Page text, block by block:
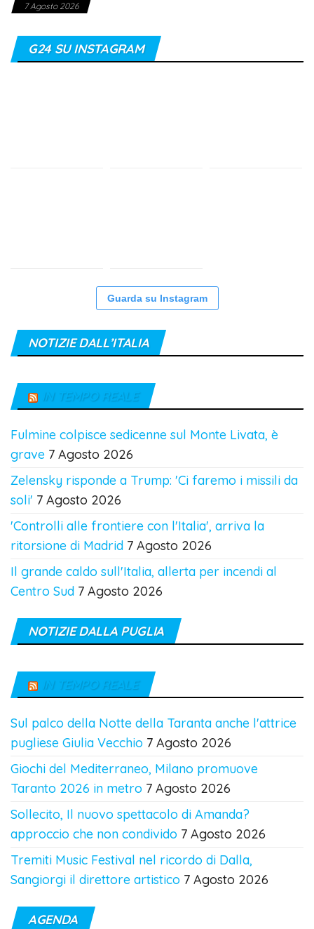
7 Agosto 2026
G24 SU INSTAGRAM
Guarda su Instagram
NOTIZIE DALL’ITALIA
IN TEMPO REALE
Fulmine colpisce sedicenne sul Monte Livata, è
grave 7 Agosto 2026
Zelensky risponde a Trump: 'Ci faremo i missili da
soli' 7 Agosto 2026
'Controlli alle frontiere con l'Italia', arriva la
ritorsione di Madrid 7 Agosto 2026
Il grande caldo sull'Italia, allerta per incendi al
Centro Sud 7 Agosto 2026
NOTIZIE DALLA PUGLIA
IN TEMPO REALE
Sul palco della Notte della Taranta anche l'attrice
pugliese Giulia Vecchio 7 Agosto 2026
Giochi del Mediterraneo, Milano promuove
Taranto 2026 in metro 7 Agosto 2026
Sollecito, Il nuovo spettacolo di Amanda?
approccio che non condivido 7 Agosto 2026
Tremiti Music Festival nel ricordo di Dalla,
Sangiorgi il direttore artistico 7 Agosto 2026
AGENDA